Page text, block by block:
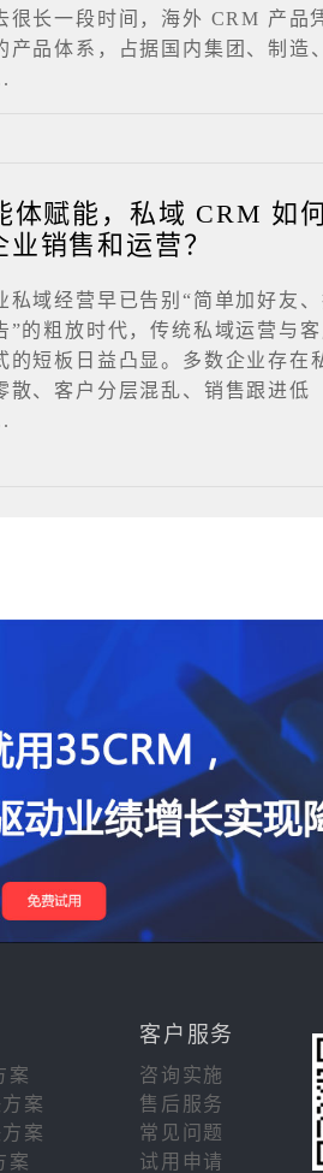
很长一段时间，海外 CRM 产品
产品体系，占据国内集团、制造、
体赋能，私域 CRM 如
业销售和运营？
私域经营早已告别“简单加好友
”的粗放时代，传统私域运营与客
的短板日益凸显。多数企业存在
散、客户分层混乱、销售跟进低
客户服务
案
咨询实施
案
售后服务
案
常见问题
案
试用申请